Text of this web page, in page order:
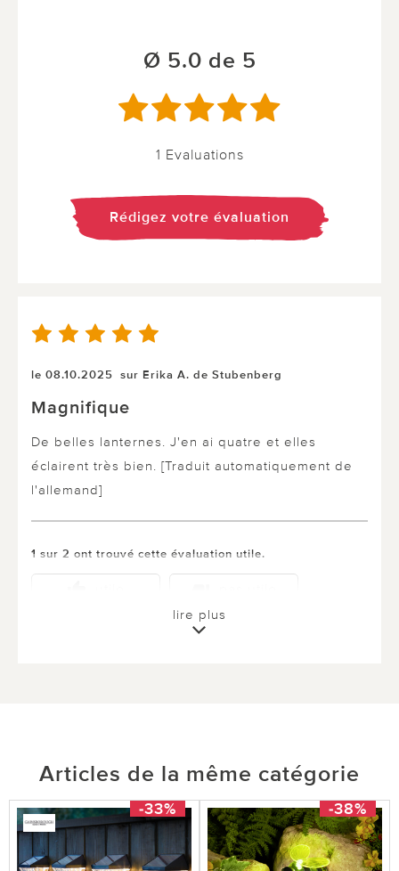
Ø 5.0 de 5
1 Evaluations
Rédigez votre évaluation
le 08.10.2025 sur Erika A. de Stubenberg
Magnifique
De belles lanternes. J'en ai quatre et elles
éclairent très bien. [Traduit automatiquement de
l'allemand]
1 sur 2 ont trouvé cette évaluation utile.
lire plus
Articles de la même catégorie
-33% -38%